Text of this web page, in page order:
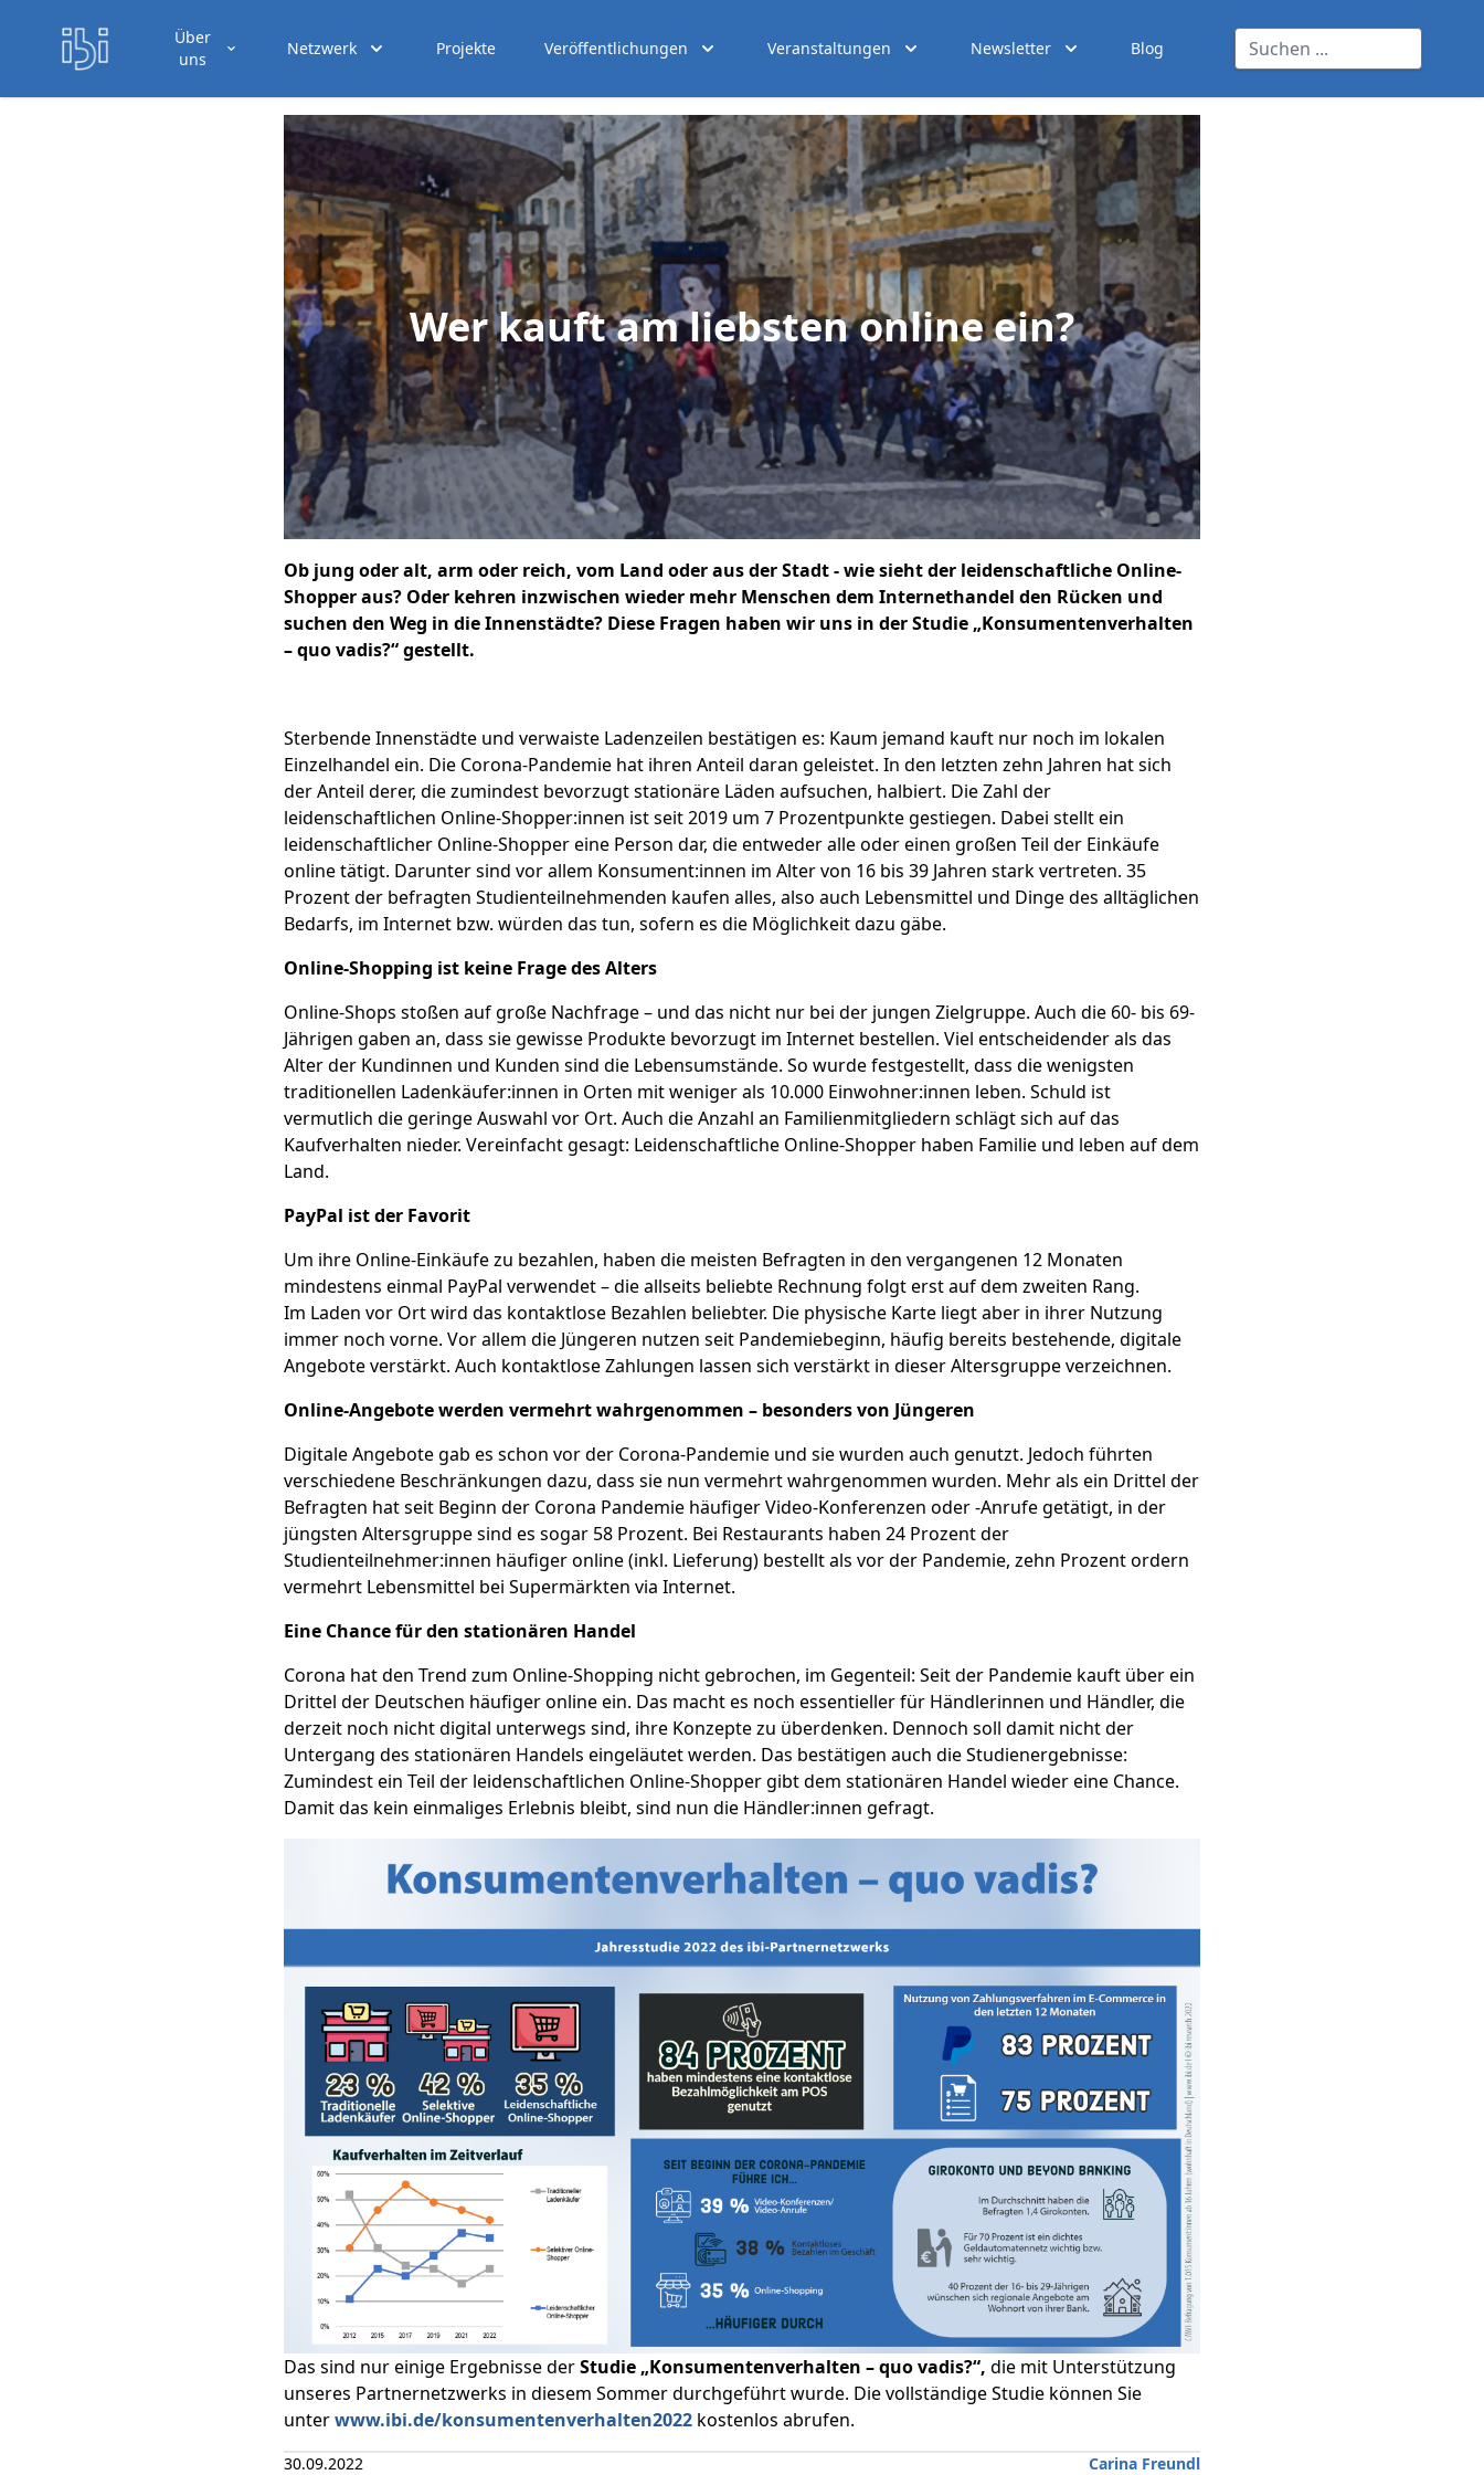
Über
uns
Netzwerk Projekte Veröffentlichungen Veranstaltungen Newsletter Blog
Wer kauft am liebsten online ein?
Ob jung oder alt, arm oder reich, vom Land oder aus der Stadt - wie sieht der leidenschaftliche Online-
Shopper aus? Oder kehren inzwischen wieder mehr Menschen dem Internethandel den Rücken und
suchen den Weg in die Innenstädte? Diese Fragen haben wir uns in der Studie „Konsumentenverhalten
– quo vadis?“ gestellt.
Sterbende Innenstädte und verwaiste Ladenzeilen bestätigen es: Kaum jemand kauft nur noch im lokalen
Einzelhandel ein. Die Corona-Pandemie hat ihren Anteil daran geleistet. In den letzten zehn Jahren hat sich
der Anteil derer, die zumindest bevorzugt stationäre Läden aufsuchen, halbiert. Die Zahl der
leidenschaftlichen Online-Shopper:innen ist seit 2019 um 7 Prozentpunkte gestiegen. Dabei stellt ein
leidenschaftlicher Online-Shopper eine Person dar, die entweder alle oder einen großen Teil der Einkäufe
online tätigt. Darunter sind vor allem Konsument:innen im Alter von 16 bis 39 Jahren stark vertreten. 35
Prozent der befragten Studienteilnehmenden kaufen alles, also auch Lebensmittel und Dinge des alltäglichen
Bedarfs, im Internet bzw. würden das tun, sofern es die Möglichkeit dazu gäbe.
Online-Shopping ist keine Frage des Alters
Online-Shops stoßen auf große Nachfrage – und das nicht nur bei der jungen Zielgruppe. Auch die 60- bis 69-
Jährigen gaben an, dass sie gewisse Produkte bevorzugt im Internet bestellen. Viel entscheidender als das
Alter der Kundinnen und Kunden sind die Lebensumstände. So wurde festgestellt, dass die wenigsten
traditionellen Ladenkäufer:innen in Orten mit weniger als 10.000 Einwohner:innen leben. Schuld ist
vermutlich die geringe Auswahl vor Ort. Auch die Anzahl an Familienmitgliedern schlägt sich auf das
Kaufverhalten nieder. Vereinfacht gesagt: Leidenschaftliche Online-Shopper haben Familie und leben auf dem
Land.
PayPal ist der Favorit
Um ihre Online-Einkäufe zu bezahlen, haben die meisten Befragten in den vergangenen 12 Monaten
mindestens einmal PayPal verwendet – die allseits beliebte Rechnung folgt erst auf dem zweiten Rang.
Im Laden vor Ort wird das kontaktlose Bezahlen beliebter. Die physische Karte liegt aber in ihrer Nutzung
immer noch vorne. Vor allem die Jüngeren nutzen seit Pandemiebeginn, häufig bereits bestehende, digitale
Angebote verstärkt. Auch kontaktlose Zahlungen lassen sich verstärkt in dieser Altersgruppe verzeichnen.
Online-Angebote werden vermehrt wahrgenommen – besonders von Jüngeren
Digitale Angebote gab es schon vor der Corona-Pandemie und sie wurden auch genutzt. Jedoch führten
verschiedene Beschränkungen dazu, dass sie nun vermehrt wahrgenommen wurden. Mehr als ein Drittel der
Befragten hat seit Beginn der Corona Pandemie häufiger Video-Konferenzen oder -Anrufe getätigt, in der
jüngsten Altersgruppe sind es sogar 58 Prozent. Bei Restaurants haben 24 Prozent der
Studienteilnehmer:innen häufiger online (inkl. Lieferung) bestellt als vor der Pandemie, zehn Prozent ordern
vermehrt Lebensmittel bei Supermärkten via Internet.
Eine Chance für den stationären Handel
Corona hat den Trend zum Online-Shopping nicht gebrochen, im Gegenteil: Seit der Pandemie kauft über ein
Drittel der Deutschen häufiger online ein. Das macht es noch essentieller für Händlerinnen und Händler, die
derzeit noch nicht digital unterwegs sind, ihre Konzepte zu überdenken. Dennoch soll damit nicht der
Untergang des stationären Handels eingeläutet werden. Das bestätigen auch die Studienergebnisse:
Zumindest ein Teil der leidenschaftlichen Online-Shopper gibt dem stationären Handel wieder eine Chance.
Damit das kein einmaliges Erlebnis bleibt, sind nun die Händler:innen gefragt.
Das sind nur einige Ergebnisse derStudie „Konsumentenverhalten – quo vadis?“,die mit Unterstützung
unseres Partnernetzwerks in diesem Sommer durchgeführt wurde. Die vollständige Studie können Sie
unterwww.ibi.de/konsumentenverhalten2022 kostenlos abrufen.
30.09.2022 Carina Freundl